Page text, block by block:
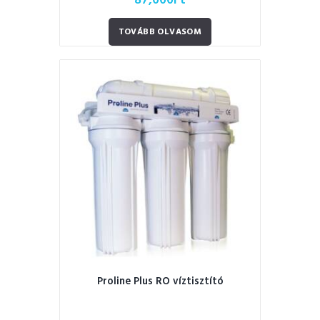
TOVÁBB OLVASOM
Proline Plus RO víztisztító